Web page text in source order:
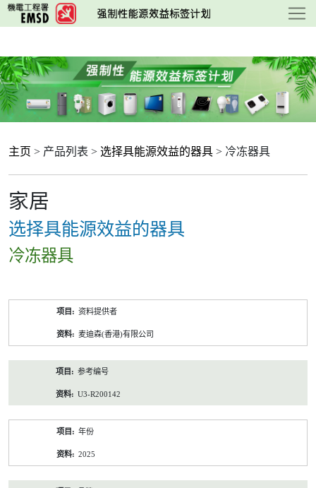
跳
至
要
内
容
主页 > 产品列表 > 选择具能源效益的器具 > 冷冻器具
家居
选择具能源效益的器具
冷冻器具
资料提供者
麦迪森(香港)有限公司
参考编号
U3-R200142
年份
2025